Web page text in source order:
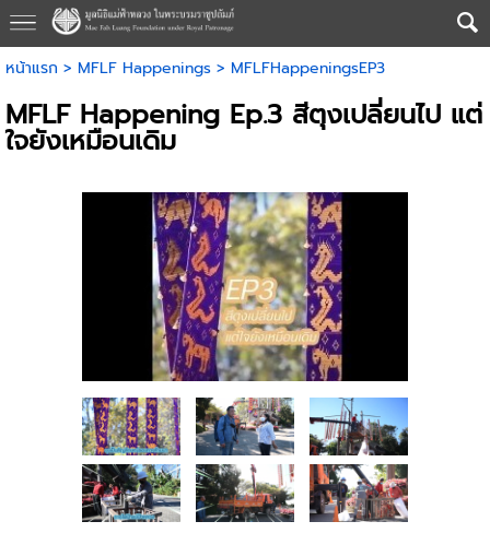
หน้าแรก > MFLF Happenings> MFLFHappeningsEP3
MFLF Happening Ep.3 สีตุงเปลี่ยนไป แต่
ใจยังเหมือนเดิม